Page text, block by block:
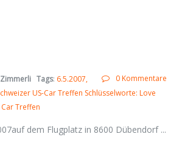
0 Kommentare
Tags: 6.5.2007
US-Car Treffen Schlüsselworte: Love
Car Treffen
dem Flugplatz in 8600 Dübendorf ...